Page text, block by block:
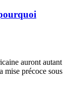
auront autant
mise précoce sous